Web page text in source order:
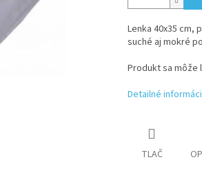
Lenka 40x35 cm,
suché aj mokré
Produkt sa môže
Detailné
TLAČ